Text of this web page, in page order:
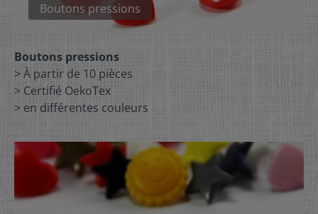
Boutons pressions
Boutons pressions
> À partir de 10 pièces
> Certifié OekoTex
> en différentes couleurs